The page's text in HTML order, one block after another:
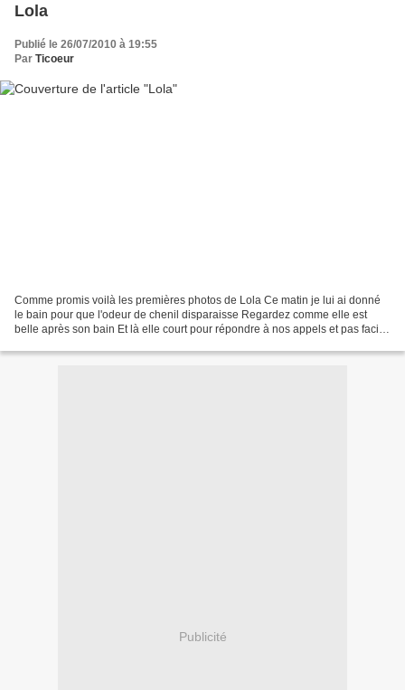
Lola
Publié le 26/07/2010 à 19:55
Par Ticoeur
Comme promis voilà les premières photos de Lola Ce matin je lui ai donné
le bain pour que l'odeur de chenil disparaisse Regardez comme elle est
belle après son bain Et là elle court pour répondre à nos appels et pas facile
Publicité